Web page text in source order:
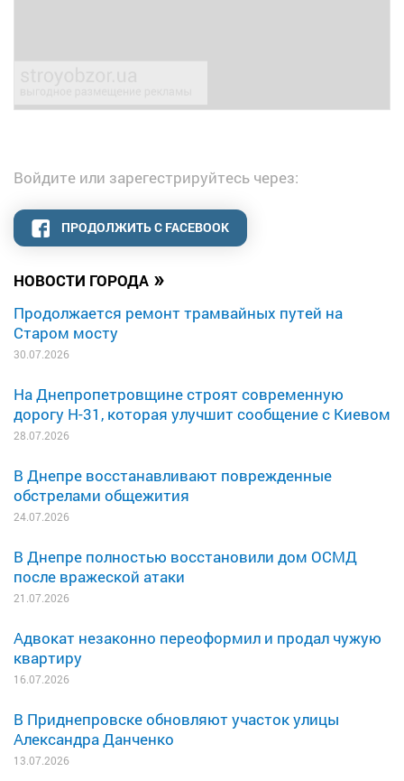
НОВОСТИ ГОРОДА »
Продолжается ремонт трамвайных путей на
Старом мосту
30.07.2026
На Днепропетровщине строят современную
дорогу Н-31, которая улучшит сообщение с Киевом
28.07.2026
В Днепре восстанавливают поврежденные
обстрелами общежития
24.07.2026
В Днепре полностью восстановили дом ОСМД
после вражеской атаки
21.07.2026
Адвокат незаконно переоформил и продал чужую
квартиру
16.07.2026
В Приднепровске обновляют участок улицы
Александра Данченко
13.07.2026
Войдите или зарегестрируйтесь через:
ПРОДОЛЖИТЬ С FACEBOOK